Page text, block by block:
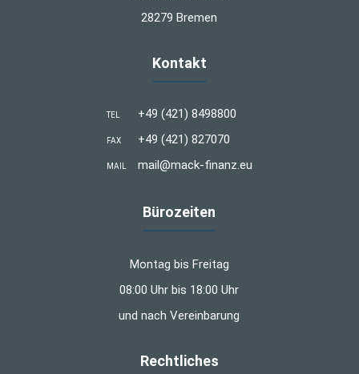
28279 Bremen
Kontakt
TEL +49 (421) 8498800
FAX +49 (421) 827070
MAIL mail@mack-finanz.eu
Bürozeiten
Montag bis Freitag
08:00 Uhr bis 18:00 Uhr
und nach Vereinbarung
Rechtliches